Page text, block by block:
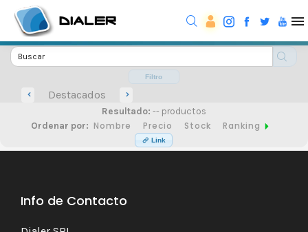
Filtro
Destacados
Resultado: -- productos
Ordenar por: Nombre Precio Stock Ranking
Link
Info de Contacto